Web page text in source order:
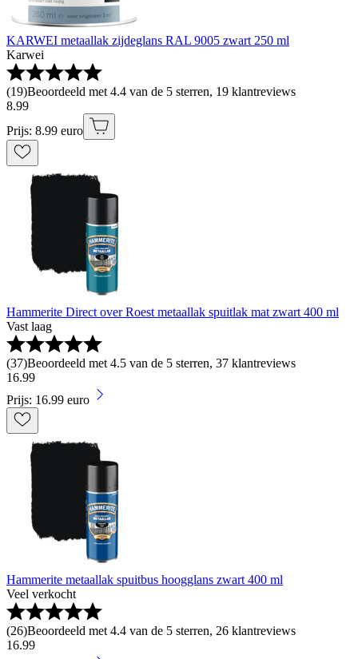
KARWEI metaallak zijdeglans RAL 9005 zwart 250 ml
Karwei
(19)Beoordeeld met 4.4 van de 5 sterren, 19 klantreviews
8.99
Prijs: 8.99 euro
Hammerite Direct over Roest metaallak spuitlak mat zwart 400 ml
Vast laag
(37)Beoordeeld met 4.5 van de 5 sterren, 37 klantreviews
16.99
Prijs: 16.99 euro
Hammerite metaallak spuitbus hoogglans zwart 400 ml
Veel verkocht
(26)Beoordeeld met 4.4 van de 5 sterren, 26 klantreviews
16.99